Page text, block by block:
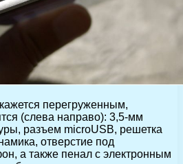
перегруженным,
(слева направо): 3,5-мм
разъем microUSB, решетка
отверстие под
а также пенал с электронным